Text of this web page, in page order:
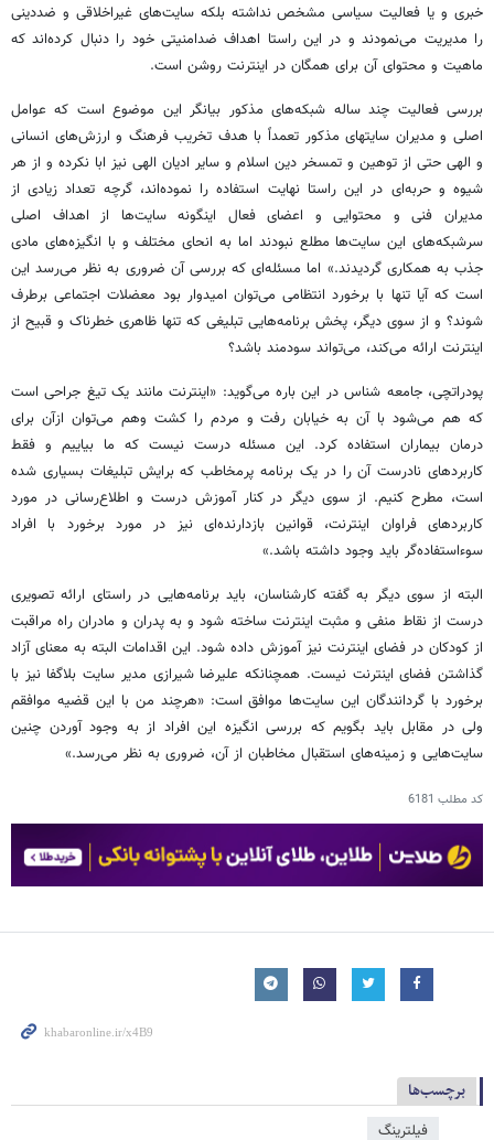
خبری و یا فعالیت سیاسی مشخص نداشته بلکه سایت‌های غیراخلاقی و ضددینی
را مدیریت می‌نمودند و در این راستا اهداف ضدامنیتی خود را دنبال کرده‌اند که
ماهیت و محتوای آن برای همگان در اینترنت روشن است.
بررسی فعالیت چند ساله شبکه‌های مذکور بیانگر این موضوع است که عوامل
اصلی و مدیران سایتهای مذکور تعمداً با هدف تخریب فرهنگ و ارزش‌های انسانی
و الهی حتی از توهین و تمسخر دین اسلام و سایر ادیان الهی نیز ابا نکرده و از هر
شیوه و حربه‌ای در این راستا نهایت استفاده را نموده‌اند، گرچه تعداد زیادی از
مدیران فنی و محتوایی و اعضای فعال اینگونه سایت‌ها از اهداف اصلی
سرشبکه‌های این سایت‌ها مطلع نبودند اما به انحای مختلف و با انگیزه‌های مادی
جذب به همکاری گردیدند.» اما مسئله‌ای که بررسی آن ضروری به نظر می‌رسد این
است که آیا تنها با برخورد انتظامی می‌توان امیدوار بود معضلات اجتماعی برطرف
شوند؟ و از سوی دیگر، پخش برنامه‌هایی تبلیغی که تنها ظاهری خطرناک و قبیح از
اینترنت ارائه می‌کند، می‌تواند سودمند باشد؟
پودراتچی، جامعه شناس در این باره می‌گوید: «اینترنت مانند یک تیغ جراحی است
که هم می‌شود با آن به خیابان رفت و مردم را کشت وهم می‌توان ازآن برای
درمان بیماران استفاده کرد. این مسئله درست نیست که ما بیاییم و فقط
کاربردهای نادرست آن را در یک برنامه پرمخاطب که برایش تبلیغات بسیاری شده
است، مطرح کنیم. از سوی دیگر در کنار آموزش درست و اطلاع‌رسانی در مورد
کاربردهای فراوان اینترنت، قوانین بازدارنده‌ای نیز در مورد برخورد با افراد
سوء‌استفاده‌گر باید وجود داشته باشد.»
البته از سوی دیگر به گفته کارشناسان، باید برنامه‌هایی در راستای ارائه تصویری
درست از نقاط منفی و مثبت اینترنت ساخته شود و به پدران و مادران راه مراقبت
از کودکان در فضای اینترنت نیز آموزش داده شود. این اقدامات البته به معنای آزاد
گذاشتن فضای اینترنت نیست. همچنانکه علیرضا شیرازی مدیر سایت بلاگفا نیز با
برخورد با گردانندگان این سایت‌ها موافق است: «هرچند من با این قضیه موافقم
ولی در مقابل باید بگویم که بررسی انگیزه این افراد از به وجود آوردن چنین
سایت‌هایی و زمینه‌های استقبال مخاطبان از آن، ضروری به نظر می‌رسد.»
کد مطلب 6181
برچسب‌ها
فیلترینگ